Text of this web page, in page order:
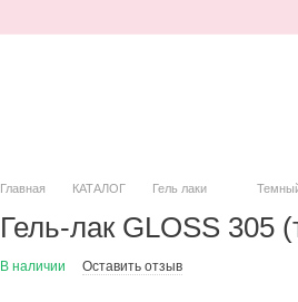
Главная КАТАЛОГ Гель лаки
Гель-лак GLOSS 305
В наличии Оставить отзыв